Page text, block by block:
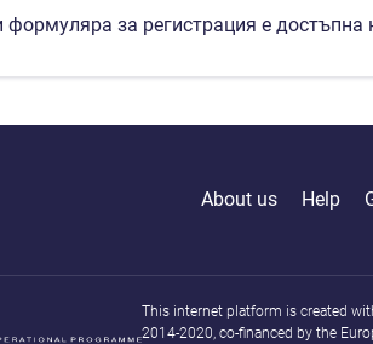
за регистрация е достъпна
About us Help
This internet platform is created
2014-2020, co-financed by the